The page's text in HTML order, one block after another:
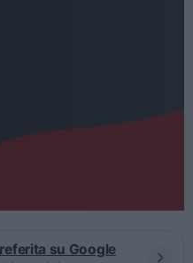
su Google